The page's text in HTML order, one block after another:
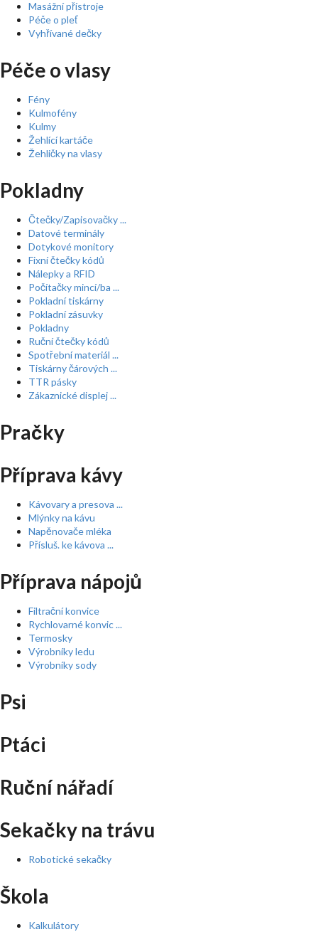
Masážní přístroje
Péče o pleť
Vyhřívané dečky
Péče o vlasy
Fény
Kulmofény
Kulmy
Žehlící kartáče
Žehličky na vlasy
Pokladny
Čtečky/Zapisovačky ...
Datové terminály
Dotykové monitory
Fixní čtečky kódů
Nálepky a RFID
Počítačky mincí/ba ...
Pokladní tiskárny
Pokladní zásuvky
Pokladny
Ruční čtečky kódů
Spotřební materiál ...
Tiskárny čárových ...
TTR pásky
Zákaznické displej ...
Pračky
Příprava kávy
Kávovary a presova ...
Mlýnky na kávu
Napěnovače mléka
Přísluš. ke kávova ...
Příprava nápojů
Filtrační konvice
Rychlovarné konvic ...
Termosky
Výrobníky ledu
Výrobníky sody
Psi
Ptáci
Ruční nářadí
Sekačky na trávu
Robotické sekačky
Škola
Kalkulátory